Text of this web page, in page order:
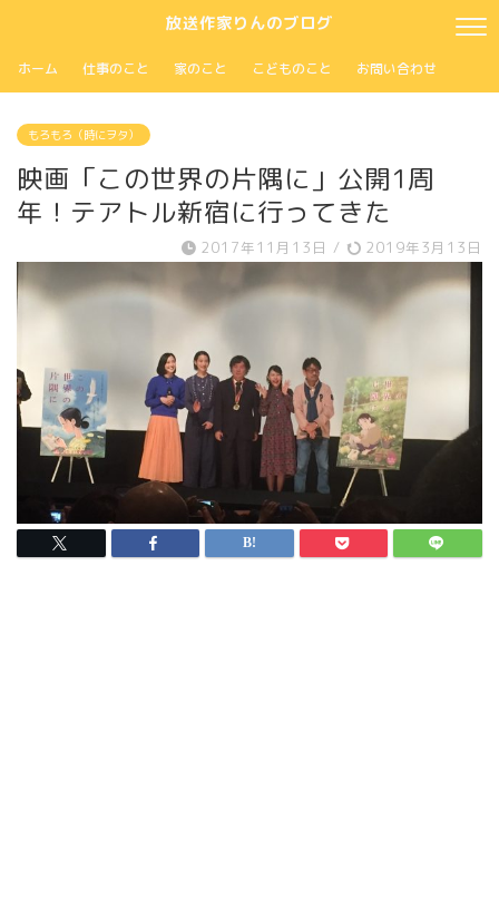
放送作家りんのブログ
ホーム 仕事のこと 家のこと こどものこと お問い合わせ
もろもろ（時にヲタ）
映画「この世界の片隅に」公開1周
年！テアトル新宿に行ってきた
2017年11月13日 / 2019年3月13日